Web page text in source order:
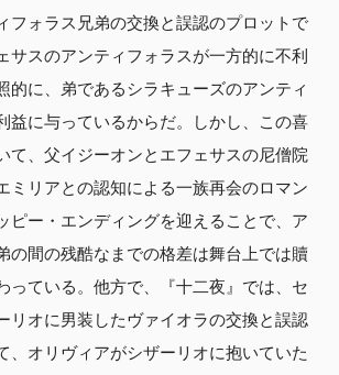
フォラス兄弟の交換と誤認のプロットで
サスのアンティフォラスが一方的に不利
的に、弟であるシラキューズのアンティ
益に与っているからだ。しかし、この喜
て、父イジーオンとエフェサスの尼僧院
ミリアとの認知による一族再会のロマン
ピー・エンディングを迎えることで、ア
の間の残酷なまでの格差は舞台上では贖
っている。他方で、『十二夜』では、セ
リオに男装したヴァイオラの交換と誤認
、オリヴィアがシザーリオに抱いていた